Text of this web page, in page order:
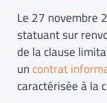
Le 27 novembre
statuant sur
de la clause
uncontrat
caractérisée à la